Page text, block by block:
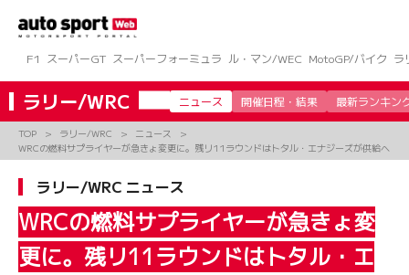
ツ
へ
ス
キ
プ
F1 スーパーGT スーパーフォーミュラ ル・マン/WEC MotoGP/バイク ラ
ラリー/WRC ニュース 開催日程・結果 最新ランキン
TOP ラリー/WRC
ニュース
WRCの燃料サプライヤーが急きょ変更に。残リ11ラウンドはトタル・エナジーズが供給へ
ラリー/WRC ニュース
WRCの燃料サプライヤーが急きょ変
更に。残リ11ラウンドはトタル・エ